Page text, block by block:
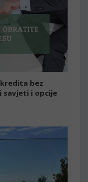
bez
savjeti i opcije